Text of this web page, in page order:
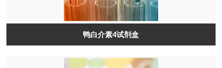
鸭白介素4试剂盒